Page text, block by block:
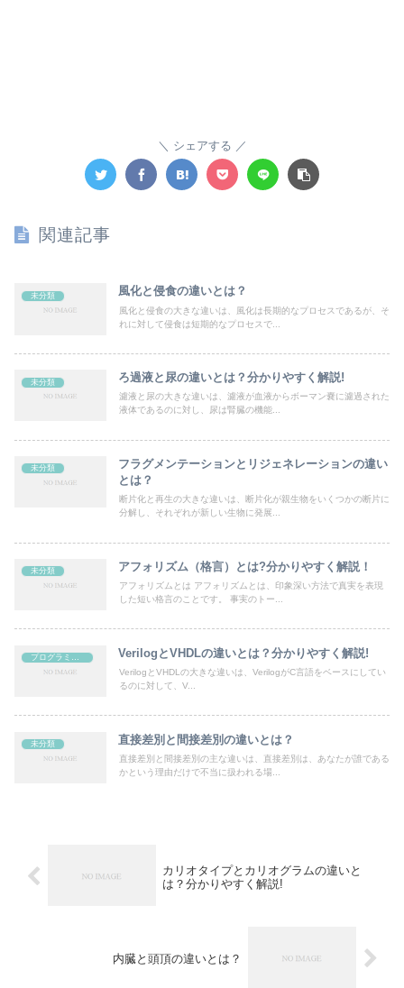
シェアする
関連記事
未分類 風化と侵食の違いとは？
風化と侵食の大きな違いは、風化は長期的なプロセスであるが、そ
れに対して侵食は短期的なプロセスで...
未分類 ろ過液と尿の違いとは？分かりやすく解説!
濾液と尿の大きな違いは、濾液が血液からボーマン嚢に濾過された
液体であるのに対し、尿は腎臓の機能...
未分類
フラグメンテーションとリジェネレーションの違い
とは？
断片化と再生の大きな違いは、断片化が親生物をいくつかの断片に
分解し、それぞれが新しい生物に発展...
未分類 アフォリズム（格言）とは?分かりやすく解説！
アフォリズムとは アフォリズムとは、印象深い方法で真実を表現
した短い格言のことです。 事実のトー...
プログラミング VerilogとVHDLの違いとは？分かりやすく解説!
VerilogとVHDLの大きな違いは、VerilogがC言語をベースにしてい
るのに対して、V...
未分類 直接差別と間接差別の違いとは？
直接差別と間接差別の主な違いは、直接差別は、あなたが誰である
かという理由だけで不当に扱われる場...
カリオタイプとカリオグラムの違いと
は？分かりやすく解説!
内臓と頭頂の違いとは？